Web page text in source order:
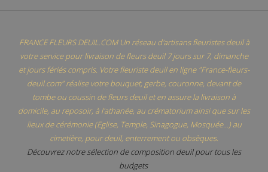
FRANCE FLEURS DEUIL.COM Un réseau d'artisans fleuristes deuil à
votre service pour livraison de fleurs deuil 7 jours sur 7, dimanche
et jours fériés compris. Votre fleuriste deuil en ligne "France-fleurs-
deuil.com" réalise votre bouquet, gerbe, couronne, devant de
tombe ou coussin de fleurs deuil et en assure la livraison à
domicile, au reposoir, à l'athanée, au crématorium ainsi que sur les
lieux de cérémonie (Eglise, Temple, Sinagogue, Mosquée...) au
cimetière, pour deuil, enterrement ou obsèques.
Découvrez notre sélection de composition deuil pour tous les
budgets